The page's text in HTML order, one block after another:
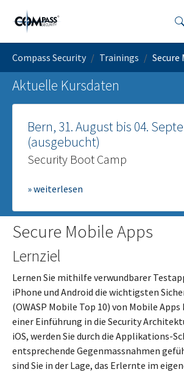
Zum Hauptinhalt springen
Compass Security Trainings Secure
Aktuelle Kursdaten
Bern, 31. August bis 04.
(ausgebucht)
Security Boot Camp
» weiterlesen
Secure Mobile Apps
Lernziel
Lernen Sie mithilfe verwundbarer
iPhone und Android die wichtigsten
(OWASP Mobile Top 10) von Mobile Apps
einer Einführung in die Security
iOS, werden Sie durch die Applikations-
entsprechende Gegenmassnahmen
sind Sie in der Lage, das Erlernte im